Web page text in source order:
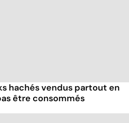
hachés vendus partout en
être consommés